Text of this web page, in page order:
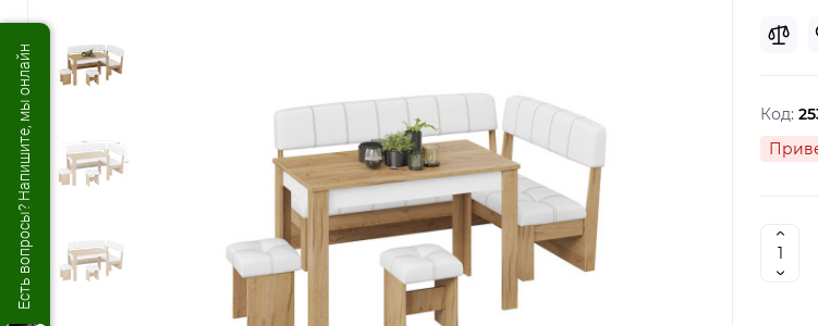
Код:
Есть вопросы? Напишите, мы онлайн